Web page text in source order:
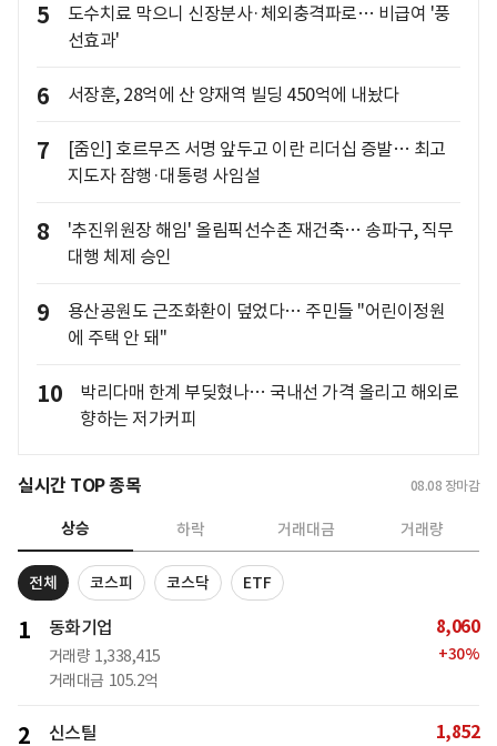
5
도수치료 막으니 신장분사·체외충격파로… 비급여 '풍
선효과'
6 서장훈, 28억에 산 양재역 빌딩 450억에 내놨다
7
[줌인] 호르무즈 서명 앞두고 이란 리더십 증발… 최고
지도자 잠행·대통령 사임설
8
'추진위원장 해임' 올림픽선수촌 재건축… 송파구, 직무
대행 체제 승인
9
용산공원도 근조화환이 덮었다… 주민들 "어린이정원
에 주택 안 돼"
10
박리다매 한계 부딪혔나… 국내선 가격 올리고 해외로
향하는 저가커피
실시간 TOP 종목 08.08 장마감
상승 하락 거래대금 거래량
전체 코스피 코스닥 ETF
1 동화기업
거래량 1,338,415
거래대금 105.2억
8,060
+30%
2 신스틸 1,852